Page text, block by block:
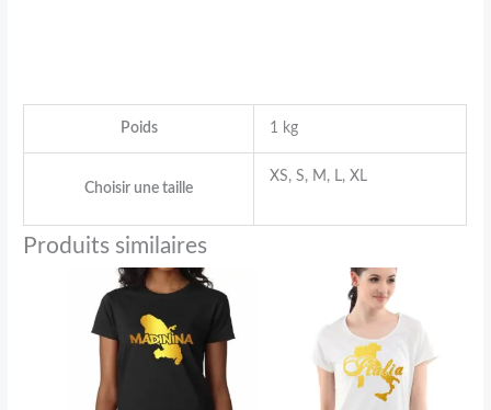
Poids 1 kg
Choisir une taille
XS, S, M, L, XL
Produits similaires
Plage
de
24,90 €
à
34,90 €
Ce
produit
plusieurs
variations.
Ce
produit
a
plusieurs
variations.